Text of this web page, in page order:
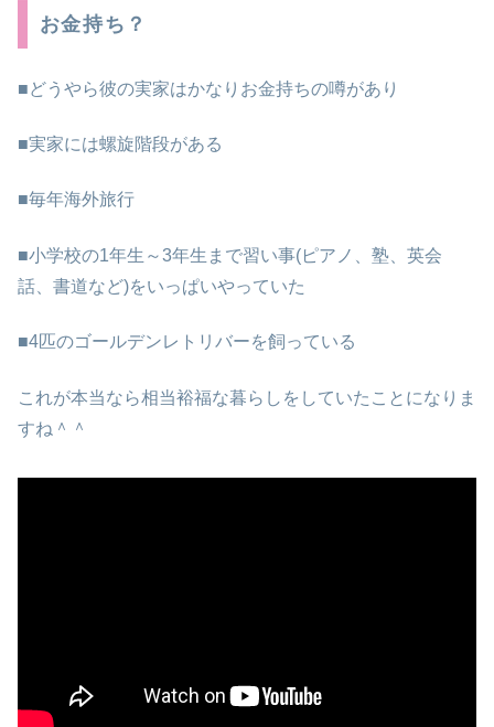
お金持ち？
■どうやら彼の実家はかなりお金持ちの噂があり
■実家には螺旋階段がある
■毎年海外旅行
■小学校の1年生～3年生まで習い事(ピアノ、塾、英会
話、書道など)をいっぱいやっていた
■4匹のゴールデンレトリバーを飼っている
これが本当なら相当裕福な暮らしをしていたことになりま
すね＾＾